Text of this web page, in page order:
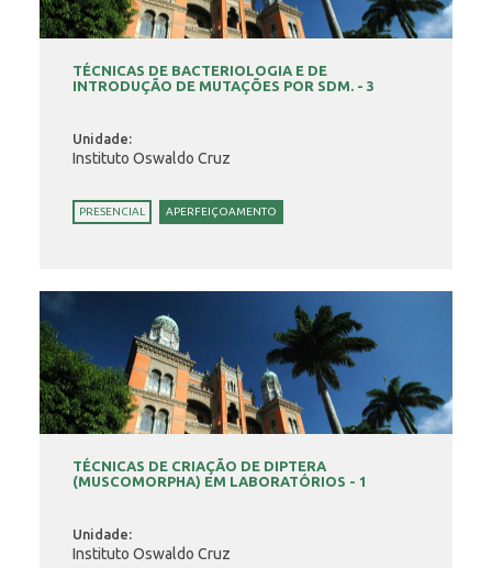
TÉCNICAS DE BACTERIOLOGIA E DE
INTRODUÇÃO DE MUTAÇÕES POR SDM. - 3
Unidade:
Instituto Oswaldo Cruz
PRESENCIAL APERFEIÇOAMENTO
TÉCNICAS DE CRIAÇÃO DE DIPTERA
(MUSCOMORPHA) EM LABORATÓRIOS - 1
Unidade:
Instituto Oswaldo Cruz